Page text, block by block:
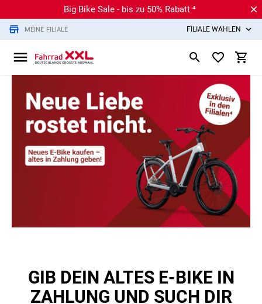
Big Bike Sale - bis zu 50% Rabatt ⁴
MEINE FILIALE FILIALE WÄHLEN
GIB DEIN ALTES E-BIKE IN
ZAHLUNG UND SUCH DIR